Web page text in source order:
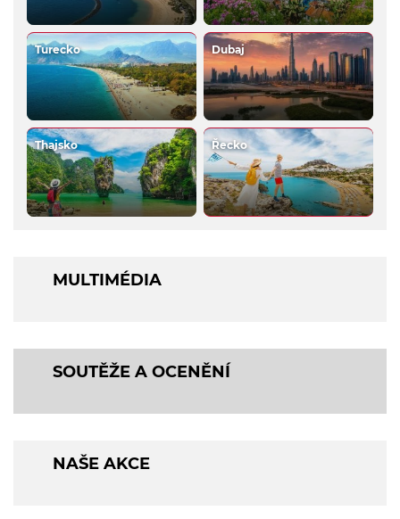
Turecko Dubaj
Thajsko Řecko
MULTIMÉDIA
SOUTĚŽE A OCENĚNÍ
NAŠE AKCE